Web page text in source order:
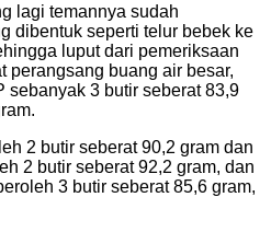
lagi temannya sudah
dibentuk seperti telur bebek ke
luput dari pemeriksaan
perangsang buang air besar,
sebanyak 3 butir seberat 83,9
2 butir seberat 90,2 gram dan
2 butir seberat 92,2 gram, dan
3 butir seberat 85,6 gram,